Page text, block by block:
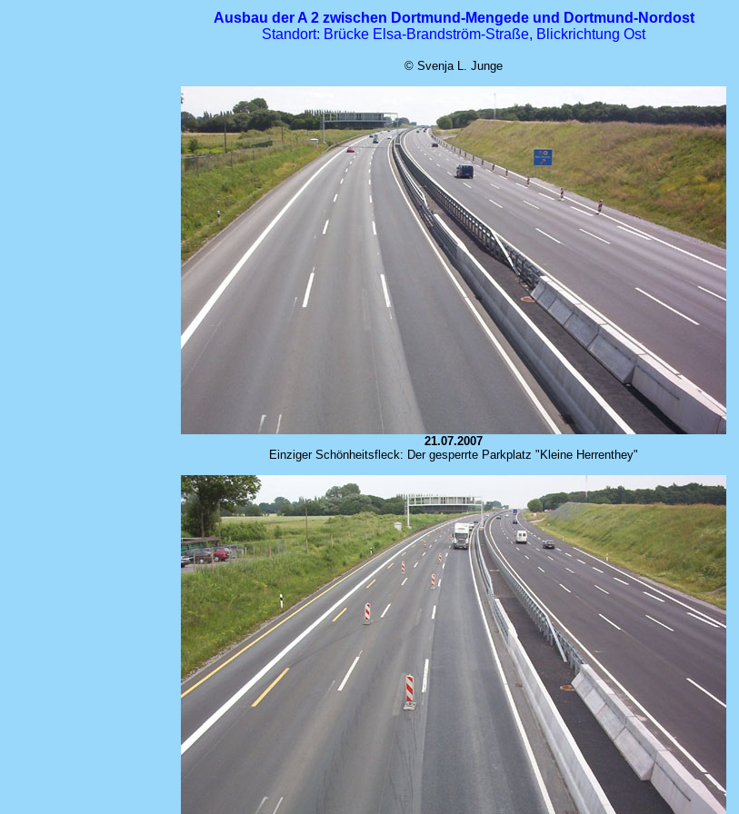
Ausbau der A 2 zwischen Dortmund-Mengede und Dortmund-Nordost
Standort: Brücke Elsa-Brandström-Straße, Blickrichtung Ost
© Svenja L. Junge
21.07.2007
Einziger Schönheitsfleck: Der gesperrte Parkplatz "Kleine Herrenthey"